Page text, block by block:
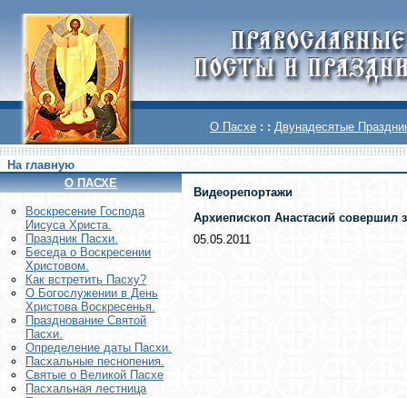
О Пасхе : : Двунадесятые
На главную
О ПАСХЕ
Воскреcение Господа
Иисуса Христа.
Праздник Пасхи.
Беседа о Воскресении
Христовом.
Как встретить Пасху?
О Богослужении в День
Христова Воскресенья.
Празднование Святой
Пасхи.
Определение даты Пасхи.
Пасхальные песнопения.
Святые о Великой Пасхе
Пасхальная лестница
Видеорепортажи
Архиепископ Анастасий совершил
05.05.2011